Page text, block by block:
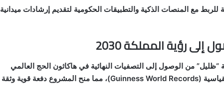
للربط مع المنصات الذكية والتطبيقات الحكومية لتقديم إرشادات ميدانية
رؤية المملكة 2030
“ظليل” من الوصول إلى التصفيات النهائية في هاكاثون الحج العالمي
بالتعاون مع موسوعة غينيس للأرقام القياسية (Guinness World Records)، مما منح المشروع دفعة قوية وثقة